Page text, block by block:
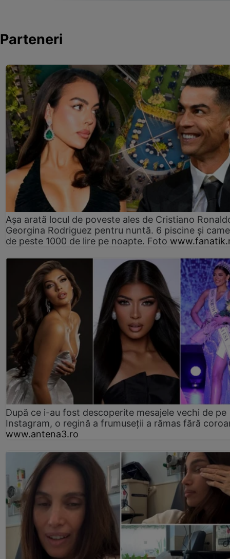
Parteneri
Așa arată locul de poveste ales de Cristiano
Georgina Rodriguez pentru nuntă. 6 piscine și
de peste 1000 de lire pe noapte. Foto
După ce i-au fost descoperite mesajele vechi de pe
Instagram, o regină a frumuseții a rămas fără
www.antena3.ro